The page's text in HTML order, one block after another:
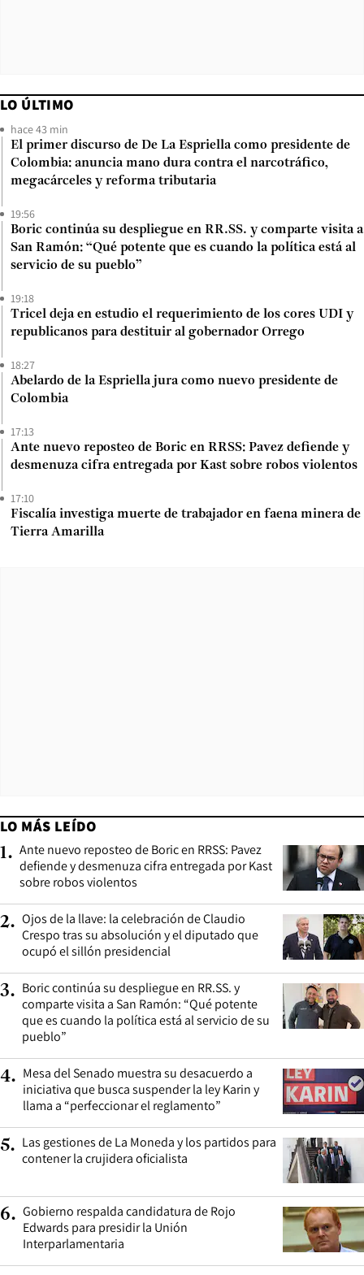
LO ÚLTIMO
hace 43 min
El primer discurso de De La Espriella como presidente de
Colombia: anuncia mano dura contra el narcotráfico,
megacárceles y reforma tributaria
19:56
Boric continúa su despliegue en RR.SS. y comparte visita a
San Ramón: “Qué potente que es cuando la política está al
servicio de su pueblo”
19:18
Tricel deja en estudio el requerimiento de los cores UDI y
republicanos para destituir al gobernador Orrego
18:27
Abelardo de la Espriella jura como nuevo presidente de
Colombia
17:13
Ante nuevo reposteo de Boric en RRSS: Pavez defiende y
desmenuza cifra entregada por Kast sobre robos violentos
17:10
Fiscalía investiga muerte de trabajador en faena minera de
Tierra Amarilla
LO MÁS LEÍDO
1. Ante nuevo reposteo de Boric en RRSS: Pavez
defiende y desmenuza cifra entregada por Kast
sobre robos violentos
2. Ojos de la llave: la celebración de Claudio
Crespo tras su absolución y el diputado que
ocupó el sillón presidencial
3. Boric continúa su despliegue en RR.SS. y
comparte visita a San Ramón: “Qué potente
que es cuando la política está al servicio de su
pueblo”
4. Mesa del Senado muestra su desacuerdo a
iniciativa que busca suspender la ley Karin y
llama a “perfeccionar el reglamento”
5. Las gestiones de La Moneda y los partidos para
contener la crujidera oficialista
6. Gobierno respalda candidatura de Rojo
Edwards para presidir la Unión
Interparlamentaria